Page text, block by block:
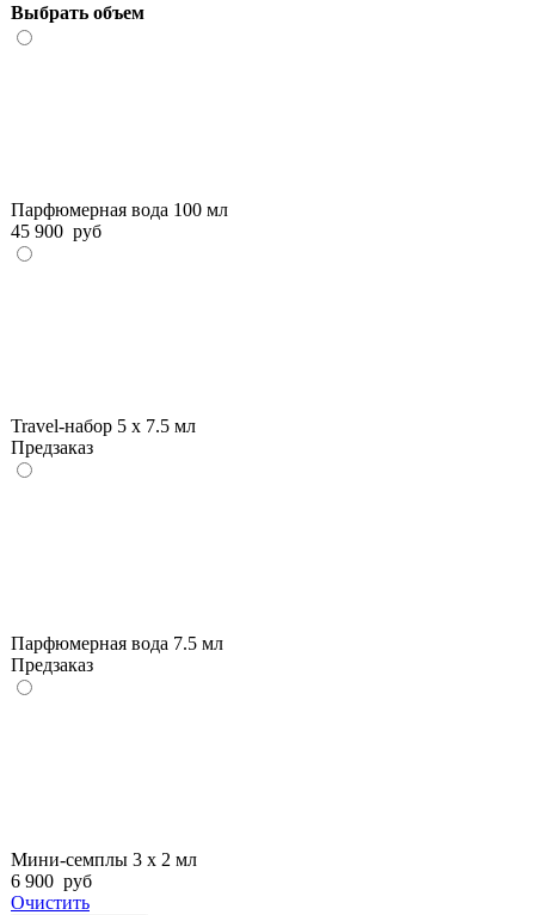
Выбрать объем
Парфюмерная вода 100 мл
45 900 руб
Travel-набор 5 x 7.5 мл
Предзаказ
Парфюмерная вода 7.5 мл
Предзаказ
Мини-семплы 3 х 2 мл
6 900 руб
Очистить